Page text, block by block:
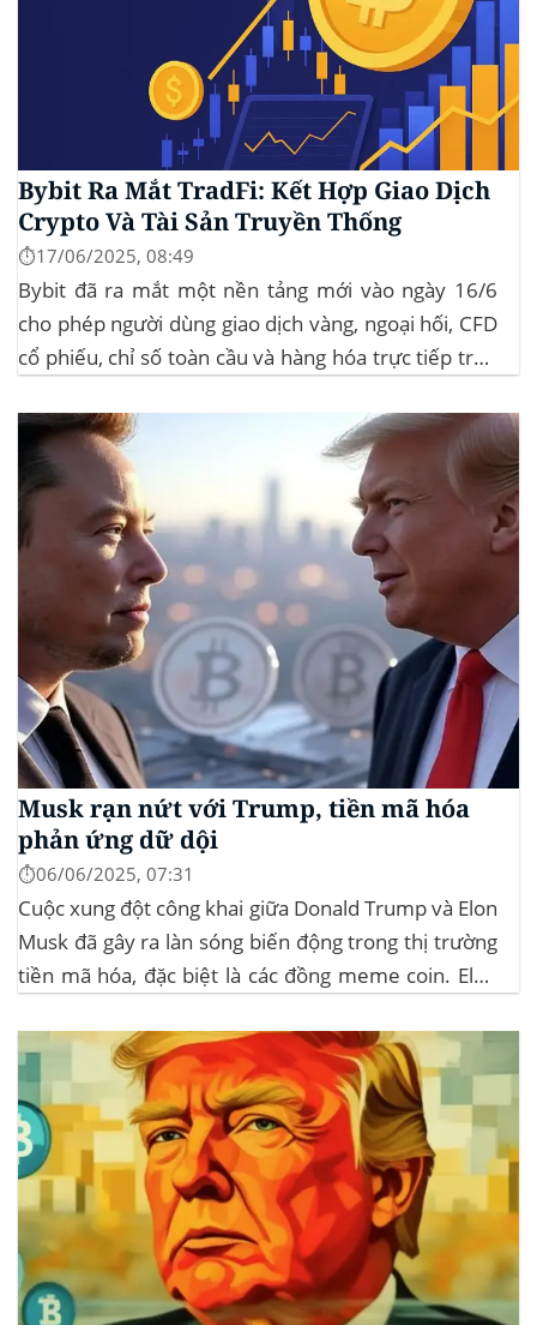
Bybit Ra Mắt TradFi: Kết Hợp Giao Dịch
Crypto Và Tài Sản Truyền Thống
⏱️17/06/2025, 08:49
Bybit đã ra mắt một nền tảng mới vào ngày 16/6
cho phép người dùng giao dịch vàng, ngoại hối, CFD
cổ phiếu, chỉ số toàn cầu và hàng hóa trực tiếp trên
giao dịch tiền mã hóa...
Musk rạn nứt với Trump, tiền mã hóa
phản ứng dữ dội
⏱️06/06/2025, 07:31
Cuộc xung đột công khai giữa Donald Trump và Elon
Musk đã gây ra làn sóng biến động trong thị trường
tiền mã hóa, đặc biệt là các đồng meme coin. Elon
Government Efficiency) và chỉ trích dự luật “Big
Beautiful Bill” của Trump,...